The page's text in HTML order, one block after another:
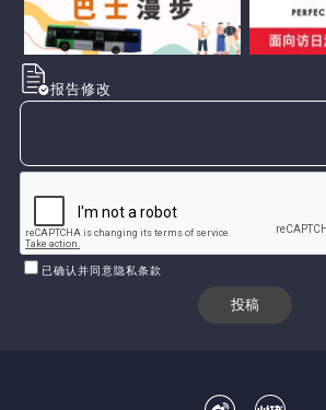
报告修改
已确认并同意隐私条款